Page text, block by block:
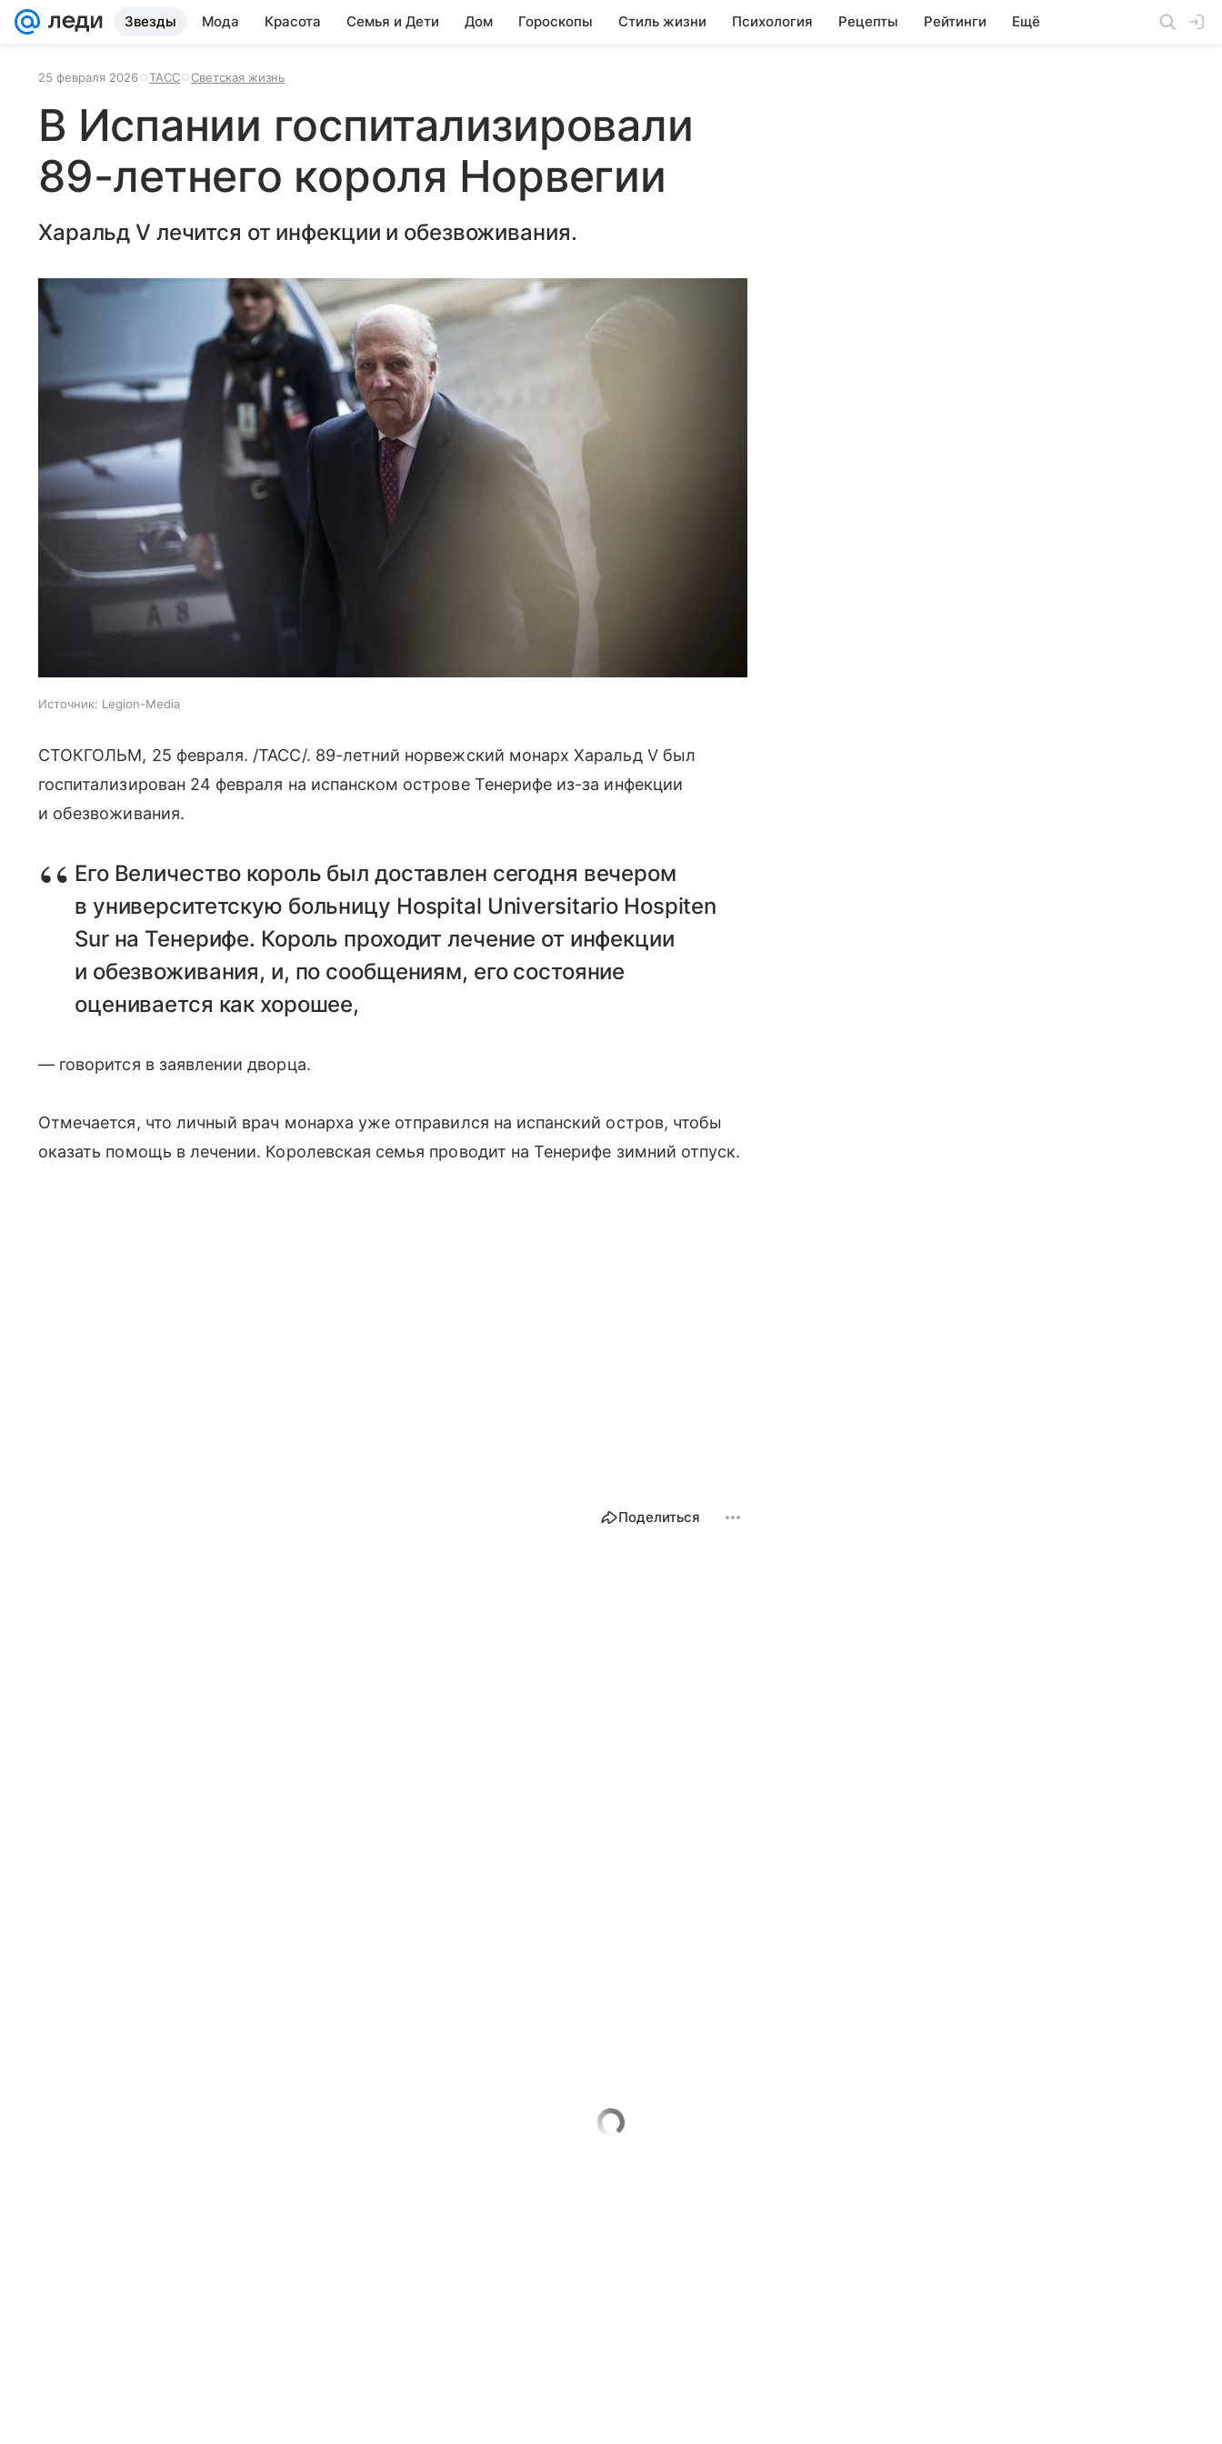
Звезды Мода Красота Семья и Дети Дом Гороскопы Стиль жизни Психология Рецепты Рейтинги Ещё
25 февраля 2026 ТАСС Светская жизнь
В Испании госпитализировали
89-летнего короля Норвегии
Харальд V лечится от инфекции и обезвоживания.
Источник: Legion-Media
СТОКГОЛЬМ, 25 февраля. /ТАСС/. 89-летний норвежский монарх Харальд V был
госпитализирован 24 февраля на испанском острове Тенерифе из-за инфекции
и обезвоживания.
Его Величество король был доставлен сегодня вечером
в университетскую больницу Hospital Universitario Hospiten
Sur на Тенерифе. Король проходит лечение от инфекции
и обезвоживания, и, по сообщениям, его состояние
оценивается как хорошее,
— говорится в заявлении дворца.
Отмечается, что личный врач монарха уже отправился на испанский остров, чтобы
оказать помощь в лечении. Королевская семья проводит на Тенерифе зимний отпуск.
Поделиться